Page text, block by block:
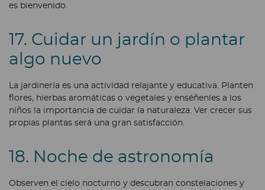
es bienvenido.
17. Cuidar un jardín o plantar
algo nuevo
La jardinería es una actividad relajante y educativa. Planten
flores, hierbas aromáticas o vegetales y enséñenles a los
niños la importancia de cuidar la naturaleza. Ver crecer sus
propias plantas será una gran satisfacción.
18. Noche de astronomía
Observen el cielo nocturno y descubran constelaciones y